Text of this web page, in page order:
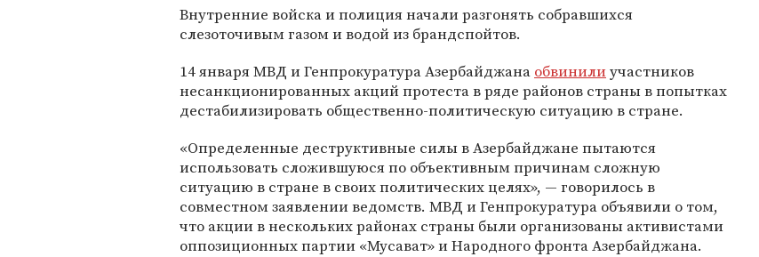
Внутренние войска и полиция начали разгонять собравшихся
слезоточивым газом и водой из брандспойтов.
14 января МВД и Генпрокуратура Азербайджана обвинилиучастников
несанкционированных акций протеста в ряде районов страны в попытках
дестабилизировать общественно-политическую ситуацию в стране.
«Определенные деструктивные силы в Азербайджане пытаются
использовать сложившуюся по объективным причинам сложную
ситуацию в стране в своих политических целях», — говорилось в
совместном заявлении ведомств. МВД и Генпрокуратура объявили о том,
что акции в нескольких районах страны были организованы активистами
оппозиционных партии «Мусават» и Народного фронта Азербайджана.